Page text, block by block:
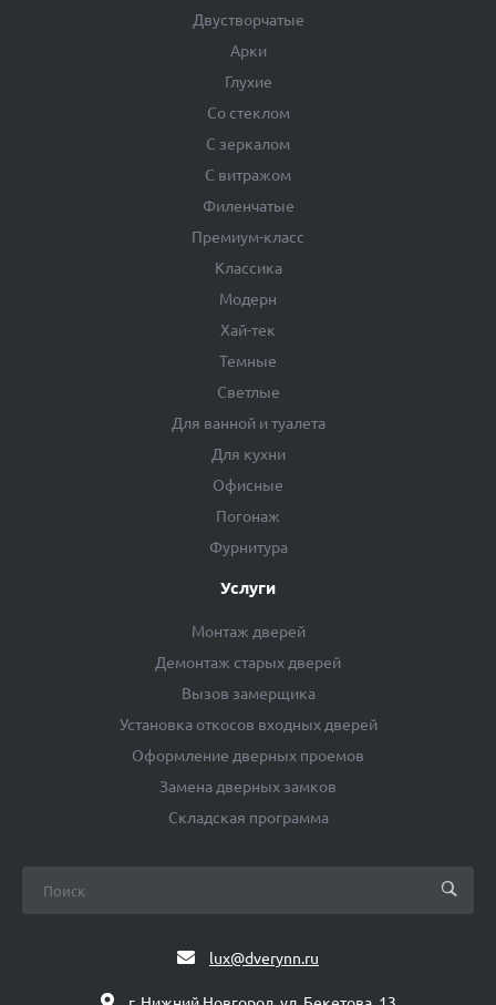
Двустворчатые
Арки
Глухие
Со стеклом
С зеркалом
С витражом
Филенчатые
Премиум-класс
Классика
Модерн
Хай-тек
Темные
Светлые
Для ванной и туалета
Для кухни
Офисные
Погонаж
Фурнитура
Услуги
Монтаж дверей
Демонтаж старых дверей
Вызов замерщика
Установка откосов входных дверей
Оформление дверных проемов
Замена дверных замков
Складская программа
lux@dverynn.ru